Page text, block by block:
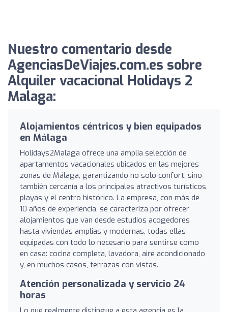
Nuestro comentario desde
AgenciasDeViajes.com.es sobre
Alquiler vacacional Holidays 2
Malaga:
Alojamientos céntricos y bien equipados
en Málaga
Holidays2Malaga ofrece una amplia selección de
apartamentos vacacionales ubicados en las mejores
zonas de Málaga, garantizando no solo confort, sino
también cercanía a los principales atractivos turísticos,
playas y el centro histórico. La empresa, con más de
10 años de experiencia, se caracteriza por ofrecer
alojamientos que van desde estudios acogedores
hasta viviendas amplias y modernas, todas ellas
equipadas con todo lo necesario para sentirse como
en casa: cocina completa, lavadora, aire acondicionado
y, en muchos casos, terrazas con vistas.
Atención personalizada y servicio 24
horas